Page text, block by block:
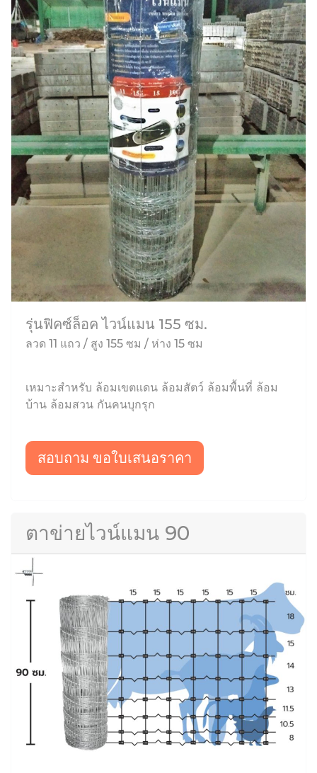
รุ่นฟิคซ์ล็อค ไวน์แมน 155 ซม.
ลวด 11 แถว / สูง 155 ซม / ห่าง 15 ซม
เหมาะสำหรับ ล้อมเขตแดน ล้อมสัตว์ ล้อมพื้นที่ ล้อม
บ้าน ล้อมสวน กันคนบุกรุก
สอบถาม ขอใบเสนอราคา
ตาข่ายไวน์แมน 90